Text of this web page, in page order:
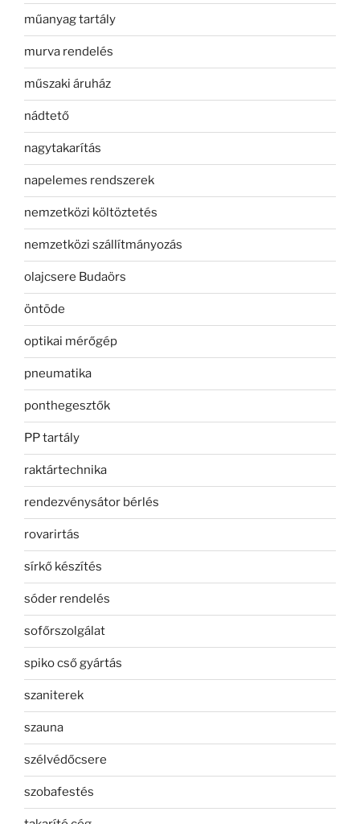
műanyag tartály
murva rendelés
műszaki áruház
nádtető
nagytakarítás
napelemes rendszerek
nemzetközi költöztetés
nemzetközi szállítmányozás
olajcsere Budaörs
öntöde
optikai mérőgép
pneumatika
ponthegesztők
PP tartály
raktártechnika
rendezvénysátor bérlés
rovarirtás
sírkő készítés
sóder rendelés
sofőrszolgálat
spiko cső gyártás
szaniterek
szauna
szélvédőcsere
szobafestés